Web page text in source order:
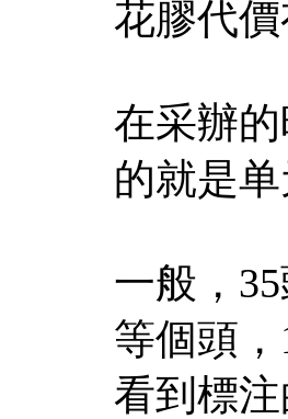
花膠代
在采辦
的就是
一般，
等個頭
看到標